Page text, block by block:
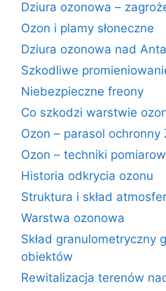
Dziura ozonowa –
Ozon i plamy słoneczne
Dziura ozonowa nad
Szkodliwe
Niebezpieczne freony
Co szkodzi warstwie
Ozon – parasol ochronny
Ozon – techniki
Historia odkrycia ozonu
Struktura i skład
Warstwa ozonowa
Skład granulometryczny
obiektów
Rewitalizacja terenów